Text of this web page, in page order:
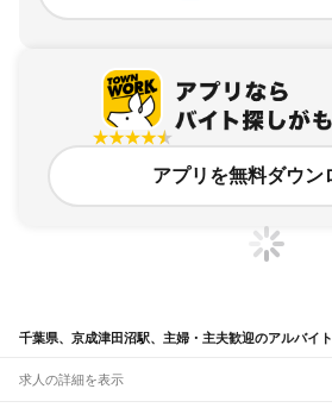
アプリを無料ダウン
千葉県、京成津田沼駅、主婦・主夫歓迎のアルバイ
求人の詳細を表示